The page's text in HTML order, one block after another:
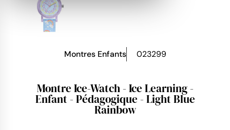
Montres Enfants 023299
Montre Ice-Watch - Ice Learning -
Enfant - Pédagogique - Light Blue
Rainbow